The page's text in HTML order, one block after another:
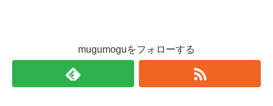
mugumoguをフォローする